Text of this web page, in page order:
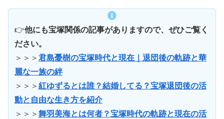
👉他にも宝塚関係の記事がありますので、ぜひご覧く
ださい。
＞＞＞ 君島憂樹の宝塚時代と現在｜退団後の軌跡と華
麗な一族の絆
＞＞＞ 紅ゆずるとは誰？結婚してる？宝塚退団後の活
動と自由な生き方を紹介
＞＞＞ 舞羽美海とは何者？宝塚時代の軌跡と現在の活